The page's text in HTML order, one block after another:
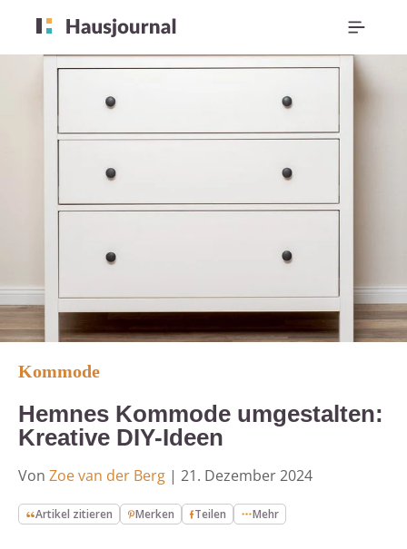
Kommode
Hemnes Kommode umgestalten:
Kreative DIY-Ideen
Von Zoe van der Berg | 21. Dezember 2024
Artikel zitieren Merken Teilen Mehr